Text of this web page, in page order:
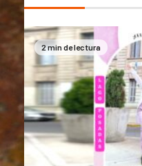
2 min de lectura